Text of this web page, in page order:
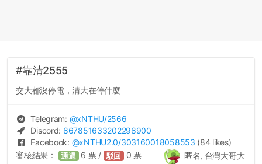
#靠清2555
交大都沒停電，清大在停什麼
Telegram: @xNTHU/2566
Discord: 867851633202298900
Facebook: @xNTHU2.0/303160018058553 (84 likes)
匿名, 台灣大哥大
審核結果： 通過 6 票 / 駁回 0 票